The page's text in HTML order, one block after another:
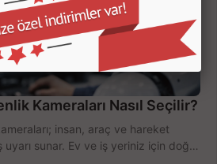
Kameraları Nasıl Seçilir?
insan, araç ve hareket
uyarı sunar. Ev ve iş yeriniz için doğru